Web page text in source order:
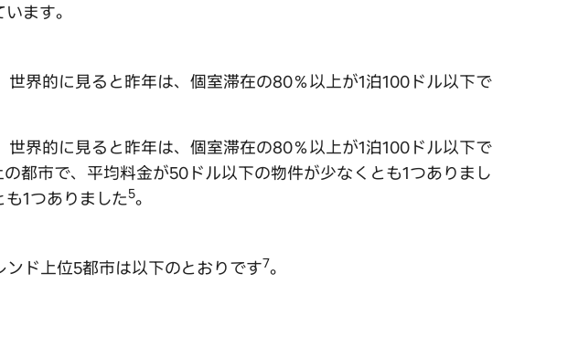
ます。
界的に見ると昨年は、個室滞在の80％以上が1泊100ドル以下で
界的に見ると昨年は、個室滞在の80％以上が1泊100ドル以下で
都市で、平均料金が50ドル以下の物件が少なくとも1つありまし
1つありました5。
ド上位5都市は以下のとおりです7。